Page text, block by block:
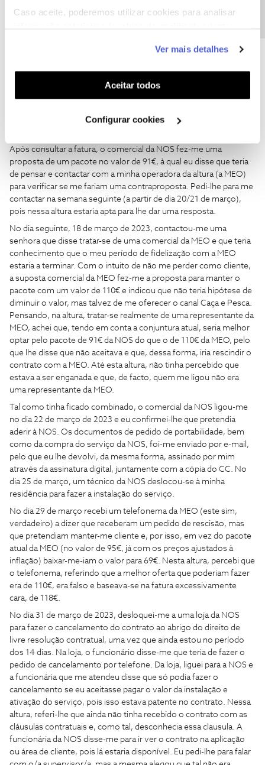
Caso aceite, poderemos utilizar cookies para analisar
funcionalidades (cookies de personalização e
funcionalidade) e adaptar anúncios aos seus interesses
(cookies de publicidade personalizada). Pode gerir a
utilização dos cookies clicando em "Configurar
Ver mais detalhes
Aceitar todos
Configurar cookies
Exmos(as) Senhores(as),
NOS que me indicou que teria conhecimento que o meu período
de me fazer uma proposta, solicitando-me a mais recente fatura
da MEO. Enviei-lhe uma fatura no valor de 118€ (um valor
consumo: o consumo da titularidade anterior, juntamente com o
Após consultar a fatura, o comercial da NOS fez-me uma
proposta de um pacote no valor de 91€, à qual eu disse que teria
de pensar e contactar com a minha operadora da altura (a MEO)
para verificar se me fariam uma contraproposta. Pedi-lhe para me
contactar na semana seguinte (a partir de dia 20/21 de março),
pois nessa altura estaria apta para lhe dar uma resposta.
No dia seguinte, 18 de março de 2023, contactou-me uma
senhora que disse tratar-se de uma comercial da MEO e que teria
conhecimento que o meu período de fidelização com a MEO
estaria a terminar. Com o intuito de não me perder como cliente,
a suposta comercial da MEO fez-me a proposta para manter o
pacote com um valor de 110€ e indicou que não teria hipótese de
diminuir o valor, mas talvez de me oferecer o canal Caça e Pesca.
Pensando, na altura, tratar-se realmente de uma representante da
MEO, achei que, tendo em conta a conjuntura atual, seria melhor
optar pelo pacote de 91€ da NOS do que o de 110€ da MEO, pelo
que lhe disse que não aceitava e que, dessa forma, iria rescindir o
contrato com a MEO. Até esta altura, não tinha percebido que
estava a ser enganada e que, de facto, quem me ligou não era
uma representante da MEO.
Tal como tinha ficado combinado, o comercial da NOS ligou-me
no dia 22 de março de 2023 e eu confirmei-lhe que pretendia
aderir à NOS. Os documentos de pedido de portabilidade, bem
como da compra do serviço da NOS, foi-me enviado por e-mail,
pelo que eu lhe devolvi, da mesma forma, assinado por mim
através da assinatura digital, juntamente com a cópia do CC. No
dia 25 de março, um técnico da NOS deslocou-se à minha
residência para fazer a instalação do serviço.
No dia 29 de março recebi um telefonema da MEO (este sim,
verdadeiro) a dizer que receberam um pedido de rescisão, mas
que pretendiam manter-me cliente e, por isso, em vez do pacote
atual da MEO (no valor de 95€, já com os preços ajustados à
inflação) baixar-me-iam o valor para 69€. Nesta altura, percebi que
o telefonema, referindo que a melhor oferta que poderiam fazer
era de 110€, era falso e baseava-se na fatura excessivamente
cara, de 118€.
No dia 31 de março de 2023, desloquei-me a uma loja da NOS
para fazer o cancelamento do contrato ao abrigo do direito de
livre resolução contratual, uma vez que ainda estou no período
dos 14 dias. Na loja, o funcionário disse-me que teria de fazer o
pedido de cancelamento por telefone. Da loja, liguei para a NOS e
a funcionária que me atendeu disse que só podia fazer o
cancelamento se eu aceitasse pagar o valor da instalação e
ativação do serviço, pois isso estava patente no contrato. Nessa
altura, referi-lhe que ainda não tinha recebido o contrato com as
cláusulas contratuais e, como tal, desconhecia essa clausula. A
funcionária da NOS disse-me para ir ver o contrato na aplicação
ou área de cliente, pois lá estaria disponível. Eu pedi-lhe para falar